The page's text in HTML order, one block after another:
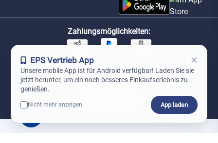
Zahlungsmöglichkeiten:
Unsere Versandpartner:
EPS Vertrieb App ×
Unsere mobile App ist für Android verfügbar! Laden Sie sie
jetzt herunter, um ein noch besseres Einkaufserlebnis zu
genießen.
Nicht mehr anzeigen App laden